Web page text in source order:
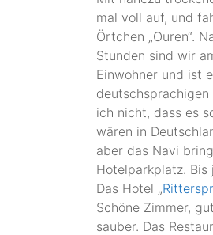
mal voll auf, und
Örtchen „Ouren“.
Stunden sind wir
Einwohner und ist
ich nicht, dass es
wären in
aber das Navi
Hotelparkplatz.
Das Hotel „
Schöne Zimmer,
sauber. Das